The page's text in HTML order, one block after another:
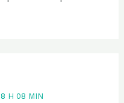
H 08 MIN